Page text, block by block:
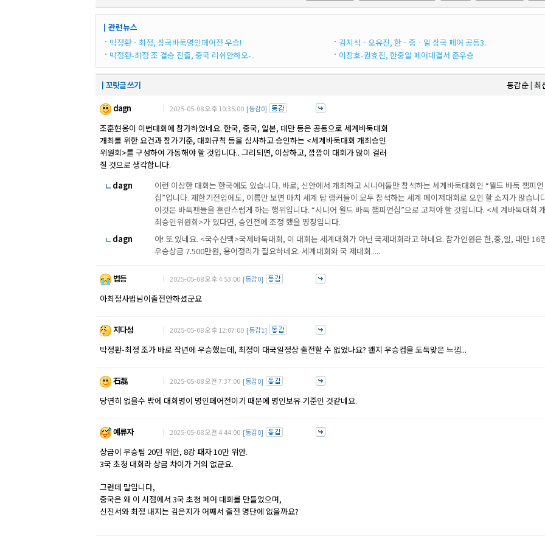
┃관련뉴스
박정환ㆍ최정, 삼국바둑명인페어전 우승!
박정환-최정 조 결승 진출, 중국 리쉬안하오-..
김지석ㆍ오유진, 한ㆍ중ㆍ일 삼국 페어 공동3..
이창호-권효진, 한중일 페어대결서 준우승
┃꼬릿글 쓰기 동감순| 최
dagn
｜ 2025-05-08 오후 10:35:00 [동감0]
조훈현옹이 이번대회에 참가하였네요. 한국, 중국, 일본, 대만 등은 공동으로 세계바둑대회
개최를 위한 요건과 참가기준, 대회규칙 등을 심사하고 승인하는 <세계바둑대회 개최승인
위원회>를 구성하여 가동해야 할 것입니다.. 그리되면, 이상하고, 깜깜이 대회가 많이 걸러
질 것으로 생각합니다.
dagn
이런 이상한 대회는 한국에도 있습니다. 바로, 신안에서 개최하고 시니어들만 참석하는 세계바둑대회인 “월드 바둑 챔피언
십”입니다. 제한기전임에도, 이름만 보면 마치 세계 탑 랭커들이 모두 참석하는 세계 메이저대회로 오인 할 소지가 많습니
이것은 바둑팬들을 혼란스럽게 하는 행위입니다. “시니어 월드 바둑 챔피언십”으로 고쳐야 할 것입니다. <세 계바둑대회 개
최승인위원회>가 있다면, 승인전에 조정 했을 명칭입니다.
dagn
아! 또 있네요. <국수산맥>국제바둑대회, 이 대회는 세계대회가 아닌 국제대회라고 하네요. 참가인원은 한,중,일, 대만 16
우승상금 7.500만원, 용어정리가 필요하네요. 세계대회와 국 제대회.....
법등 ｜ 2025-05-08 오후 4:53:00 [동감0]
아최정사법님이출전안하셨군요
지다성 ｜ 2025-05-08 오후 12:07:00 [동감1]
박정환-최정 조가 바로 작년에 우승했는데, 최정이 대국일정상 출전할 수 없었나요? 왠지 우승컵을 도둑맞은 느낌...
石磊 ｜ 2025-05-08 오전 7:37:00 [동감0]
당연히 없을수 밖에 대회명이 명인페어전이기 때문에 명인보유 기준인 것같네요.
예류자 ｜ 2025-05-08 오전 4:44:00 [동감0]
상금이 우승팀 20만 위안, 8강 패자 10만 위안.
3국 초청 대회라 상금 차이가 거의 없군요.
그런데 말입니다,
중국은 왜 이 시점에서 3국 초청 페어 대회를 만들었으며,
신진서와 최정 내지는 김은지가 어째서 출전 명단에 없을까요?